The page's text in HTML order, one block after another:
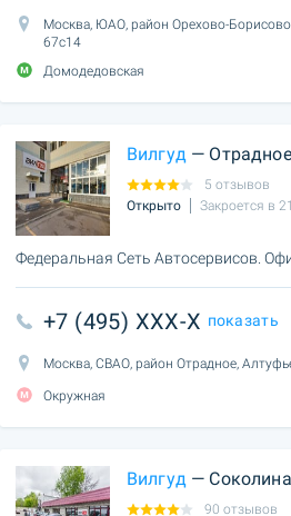
Москва, ЮАО, район Орехово-
67с14
Домодедовская
Вилгуд — Отрадное
5 отзывов
Открыто
Закроется в
Федеральная Сеть Автосервисов.
+7 (495) XXX-X показать
Москва, СВАО, район Отрадное,
Окружная
Вилгуд —
90 отзывов